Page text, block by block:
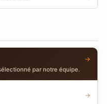
par notre équipe.
→
→